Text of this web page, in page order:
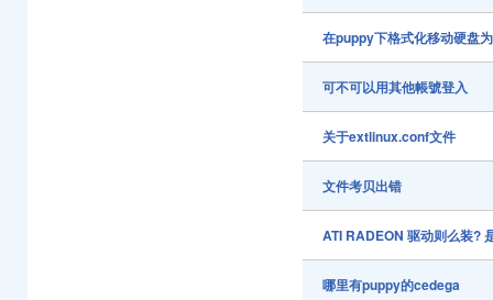
在puppy下格式化移动硬盘
可不可以用其他帳號登入
关于extlinux.conf文件
文件考贝出错
ATI RADEON 驱动则么装?
哪里有puppy的cedega